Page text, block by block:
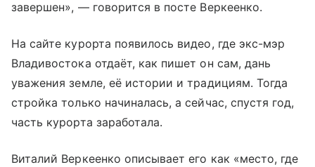
завершен», — говорится в посте Веркеенко.
На сайте курорта появилось видео, где экс-мэр
Владивостока отдаёт, как пишет он сам, дань
уважения земле, её истории и традициям. Тогда
стройка только начиналась, а сейчас, спустя год,
часть курорта заработала.
Виталий Веркеенко описывает его как «место, где